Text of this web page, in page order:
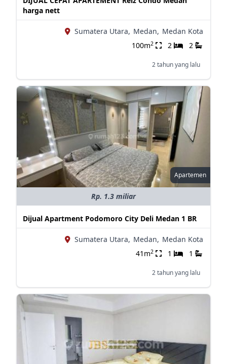
harga nett
Sumatera Utara, Medan, Medan Kota
100m2 2 2
2 tahun yang lalu
Apartemen
Rp. 1.3 miliar
Dijual Apartment Podomoro City Deli Medan 1 BR
Sumatera Utara, Medan, Medan Kota
41m2 1 1
2 tahun yang lalu